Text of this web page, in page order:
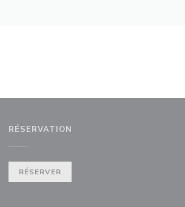
une nouvelle fenêtre))
RÉSERVATION
RÉSERVER